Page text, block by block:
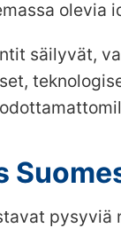
olevia
säilyvät,
pysyviä